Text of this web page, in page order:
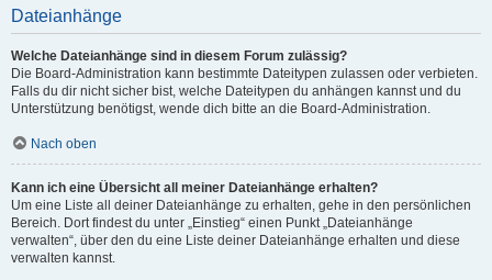
Dateianhänge
Welche Dateianhänge sind in diesem Forum zulässig?
Die Board-Administration kann bestimmte Dateitypen zulassen oder verbieten.
Falls du dir nicht sicher bist, welche Dateitypen du anhängen kannst und du
Unterstützung benötigst, wende dich bitte an die Board-Administration.
Nach oben
Kann ich eine Übersicht all meiner Dateianhänge erhalten?
Um eine Liste all deiner Dateianhänge zu erhalten, gehe in den persönlichen
Bereich. Dort findest du unter „Einstieg“ einen Punkt „Dateianhänge
verwalten“, über den du eine Liste deiner Dateianhänge erhalten und diese
verwalten kannst.